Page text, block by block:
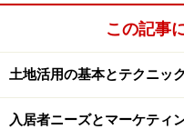
めてくれません。相続
の対象からはずされて
子に移転した資産を、
この記事
土地活用の基本とテクニック
入居者ニーズとマーケティ